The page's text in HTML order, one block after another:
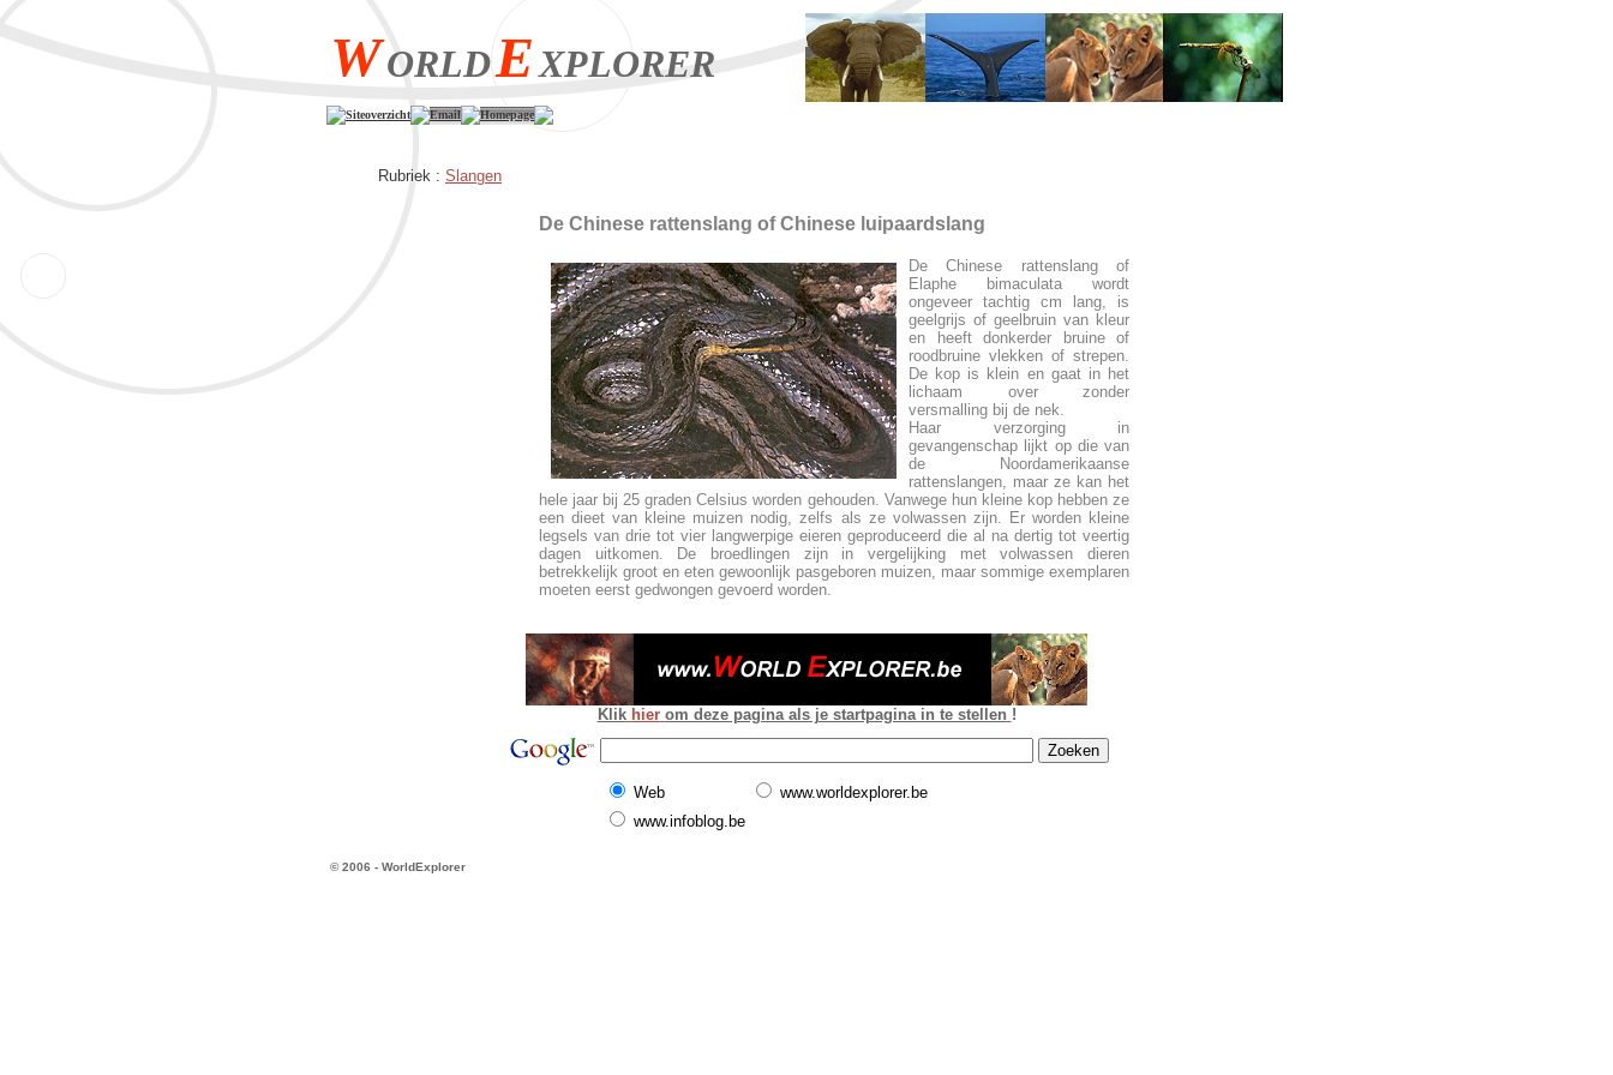
WORLDEXPLORER
Siteoverzicht Email Homepage
Rubriek : Slangen
De Chinese rattenslang of Chinese luipaardslang
De Chinese rattenslang of
Elaphe bimaculata wordt
ongeveer tachtig cm lang, is
geelgrijs of geelbruin van kleur
en heeft donkerder bruine of
roodbruine vlekken of strepen.
De kop is klein en gaat in het
lichaam over zonder
versmalling bij de nek.
Haar verzorging in
gevangenschap lijkt op die van
de Noordamerikaanse
rattenslangen, maar ze kan het
hele jaar bij 25 graden Celsius worden gehouden. Vanwege hun kleine kop hebben ze
een dieet van kleine muizen nodig, zelfs als ze volwassen zijn. Er worden kleine
legsels van drie tot vier langwerpige eieren geproduceerd die al na dertig tot veertig
dagen uitkomen. De broedlingen zijn in vergelijking met volwassen dieren
betrekkelijk groot en eten gewoonlijk pasgeboren muizen, maar sommige exemplaren
moeten eerst gedwongen gevoerd worden.
Klik hier om deze pagina als je startpagina in te stellen !
Web
www.worldexplorer.be
www.infoblog.be
© 2006 - WorldExplorer